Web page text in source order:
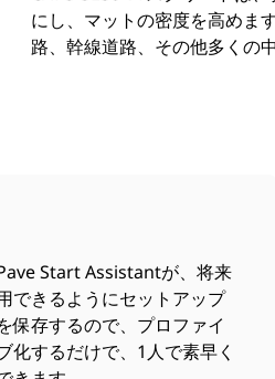
にし、マットの密度を高めま
路、幹線道路、その他多くの
Start Assistantが、将来
できるようにセットアップ
保存するので、プロファイ
化するだけで、1人で素早く